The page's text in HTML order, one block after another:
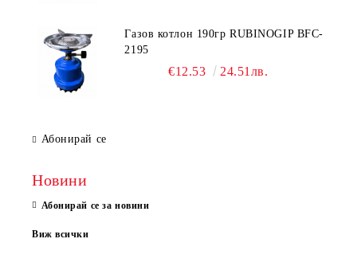
Газов котлон 190гр RUBINOGIP BFC-
2195
€12.53 24.51лв.
Абонирай се
Новини
Абонирай се за новини
Виж всички